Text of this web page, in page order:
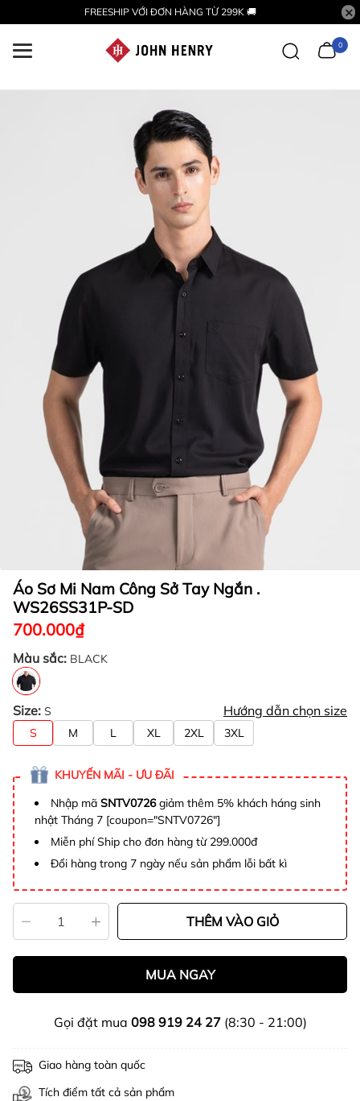
FREESHIP VỚI ĐƠN HÀNG TỪ 299K 🚚
0
Áo Sơ Mi Nam Công Sở Tay Ngắn .
WS26SS31P-SD
700.000₫
Màu sắc: BLACK
Size: S Hướng dẫn chọn size
S M L XL 2XL 3XL
KHUYẾN MÃI - ƯU ĐÃI
Nhập mã SNTV0726giảm thêm 5% khách háng sinh
nhật Tháng 7 [coupon="SNTV0726"]
Miễn phí Ship cho đơn hàng từ 299.000đ
Đổi hàng trong 7 ngày nếu sản phẩm lỗi bất kì
THÊM VÀO GIỎ
MUA NGAY
Gọi đặt mua 098 919 24 27(8:30 - 21:00)
Giao hàng toàn quốc
Tích điểm tất cả sản phẩm